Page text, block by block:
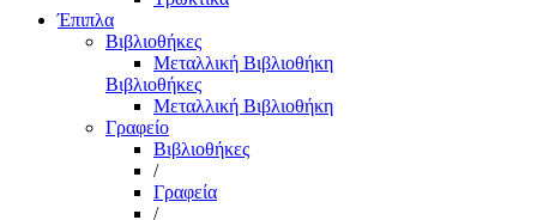
Έπιπλα
Βιβλιοθήκες
Μεταλλική Βιβλιοθήκη
Βιβλιοθήκες
Μεταλλική Βιβλιοθήκη
Γραφείο
Βιβλιοθήκες
/
Γραφεία
/